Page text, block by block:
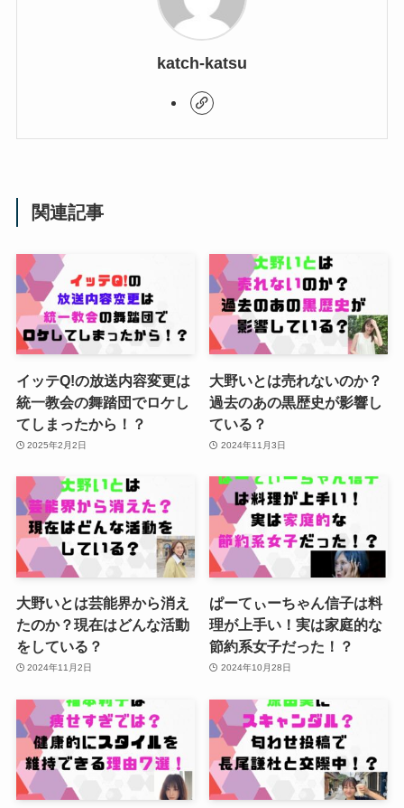
katch-katsu
関連記事
イッテQ!の放送内容変更は
統一教会の舞踏団でロケし
てしまったから！？
2025年2月2日
大野いとは売れないのか？
過去のあの黒歴史が影響し
ている？
2024年11月3日
大野いとは芸能界から消え
たのか？現在はどんな活動
をしている？
2024年11月2日
ぱーてぃーちゃん信子は料
理が上手い！実は家庭的な
節約系女子だった！？
2024年10月28日